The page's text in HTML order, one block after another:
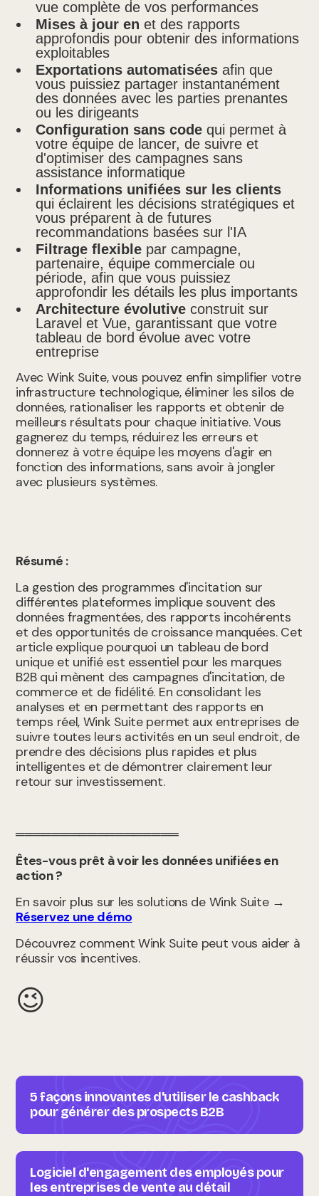
vue complète de vos performances
Mises à jour en et des rapports
approfondis pour obtenir des informations
exploitables
Exportations automatisées afin que
vous puissiez partager instantanément
des données avec les parties prenantes
ou les dirigeants
Configuration sans code qui permet à
votre équipe de lancer, de suivre et
d'optimiser des campagnes sans
assistance informatique
Informations unifiées sur les clients
qui éclairent les décisions stratégiques et
vous préparent à de futures
recommandations basées sur l'IA
Filtrage flexible par campagne,
partenaire, équipe commerciale ou
période, afin que vous puissiez
approfondir les détails les plus importants
Architecture évolutive construit sur
Laravel et Vue, garantissant que votre
tableau de bord évolue avec votre
entreprise
Avec Wink Suite, vous pouvez enfin simplifier votre
infrastructure technologique, éliminer les silos de
données, rationaliser les rapports et obtenir de
meilleurs résultats pour chaque initiative. Vous
gagnerez du temps, réduirez les erreurs et
donnerez à votre équipe les moyens d'agir en
fonction des informations, sans avoir à jongler
avec plusieurs systèmes.
Résumé :
La gestion des programmes d'incitation sur
différentes plateformes implique souvent des
données fragmentées, des rapports incohérents
et des opportunités de croissance manquées. Cet
article explique pourquoi un tableau de bord
unique et unifié est essentiel pour les marques
B2B qui mènent des campagnes d'incitation, de
commerce et de fidélité. En consolidant les
analyses et en permettant des rapports en
temps réel, Wink Suite permet aux entreprises de
suivre toutes leurs activités en un seul endroit, de
prendre des décisions plus rapides et plus
intelligentes et de démontrer clairement leur
retour sur investissement.
══════════════════
Êtes-vous prêt à voir les données unifiées en
action ?
En savoir plus sur les solutions de Wink Suite →
Réservez une démo
Découvrez comment Wink Suite peut vous aider à
réussir vos incentives.
😉
5 façons innovantes d'utiliser le cashback
pour générer des prospects B2B
Logiciel d'engagement des employés pour
les entreprises de vente au détail